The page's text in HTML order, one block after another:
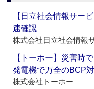
【日立社会情報サー
速確認
株式会社日立社会情報
【トーホー】災害時
発電機で万全のBCP
株式会社トーホー